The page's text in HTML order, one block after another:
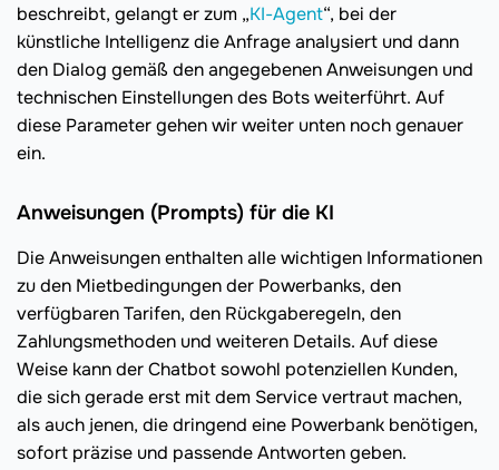
beschreibt, gelangt er zum „KI-Agent“, bei der
künstliche Intelligenz die Anfrage analysiert und dann
den Dialog gemäß den angegebenen Anweisungen und
technischen Einstellungen des Bots weiterführt. Auf
diese Parameter gehen wir weiter unten noch genauer
ein.
Anweisungen (Prompts) für die KI
Die Anweisungen enthalten alle wichtigen Informationen
zu den Mietbedingungen der Powerbanks, den
verfügbaren Tarifen, den Rückgaberegeln, den
Zahlungsmethoden und weiteren Details. Auf diese
Weise kann der Chatbot sowohl potenziellen Kunden,
die sich gerade erst mit dem Service vertraut machen,
als auch jenen, die dringend eine Powerbank benötigen,
sofort präzise und passende Antworten geben.